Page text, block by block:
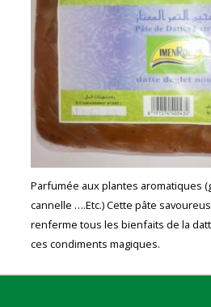
Parfumée aux plantes aromatiques
cannelle ….Etc.) Cette pâte
renferme tous les bienfaits de la
ces condiments magiques.